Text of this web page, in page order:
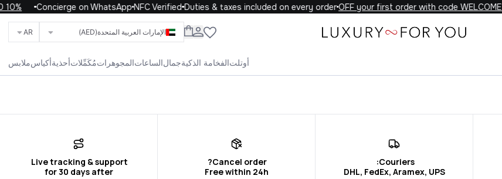
Duties & taxes included on every order
NFC Verified
Concierge on WhatsApp
10% OFF your first order with code WELCOME10
الإمارات العربية المتحدة(AED)
AR
ملابسأكياسأحذيةمُكَمِّلاتالمجوهراتالساعاتجمالالفخامة الذكيةأوتلت
ابحث عن العلامات التجارية والفئات والمنتجات
الكل النساء الرجال الأطفال الحياة
DHL, FedEx, Aramex, UPS
Free within 24h
for 30 days after